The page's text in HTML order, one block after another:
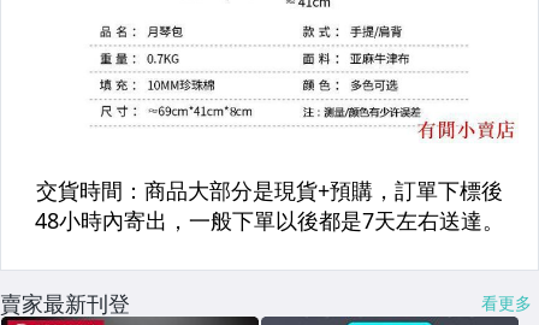
賣家最新刊登 看更多